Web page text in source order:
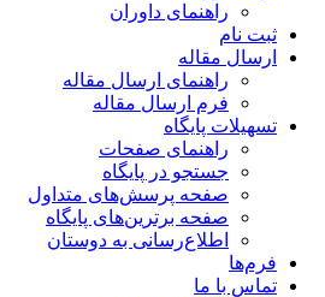
راهنمای داوران
ثبت نام
ارسال مقاله
راهنمای ارسال مقاله
فرم ارسال مقاله
تسهیلات پایگاه
راهنمای صفحات
جستجو در پایگاه
صفحه پرسش‌های متداول
صفحه برترین‌های پایگاه
اطلاع‌رسانی به دوستان
فرم‌ها
تماس با ما